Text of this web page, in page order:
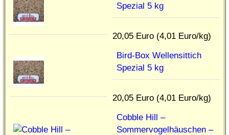
Spezial 5 kg
20,05 Euro (4,01 Euro/kg)
Bird-Box Wellensittich
Spezial 5 kg
20,05 Euro (4,01 Euro/kg)
Cobble Hill –
Sommervogelhäuschen –